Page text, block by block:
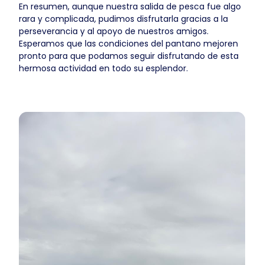
En resumen, aunque nuestra salida de pesca fue algo
rara y complicada, pudimos disfrutarla gracias a la
perseverancia y al apoyo de nuestros amigos.
Esperamos que las condiciones del pantano mejoren
pronto para que podamos seguir disfrutando de esta
hermosa actividad en todo su esplendor.